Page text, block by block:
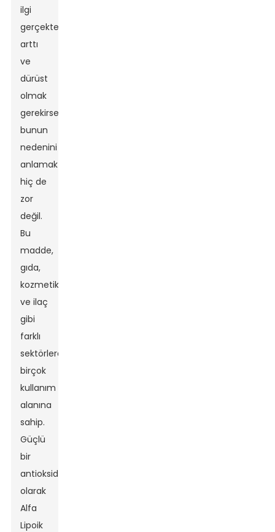
ilgi
gerçekten
arttı
ve
dürüst
olmak
gerekirse,
bunun
nedenini
anlamak
hiç de
zor
değil.
Bu
madde,
gıda,
kozmetik
ve ilaç
gibi
farklı
sektörlerde
birçok
kullanım
alanına
sahip.
Güçlü
bir
antioksidan
olarak
Alfa
Lipoik